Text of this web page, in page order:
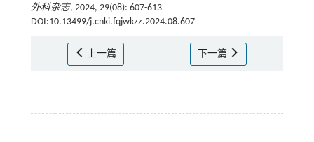
外科杂志, 2024, 29(08): 607-613
DOI:10.13499/j.cnki.fqjwkzz.2024.08.607
上一篇 下一篇